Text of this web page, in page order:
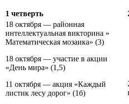
1 четверть
18 октября — районная
интеллектуальная викторина »
Математическая мозаика» (3)
18 октября — участие в акции
«День мира» (1,5)
11 октября — акция «Каждый
листик лесу дорог» (1б)